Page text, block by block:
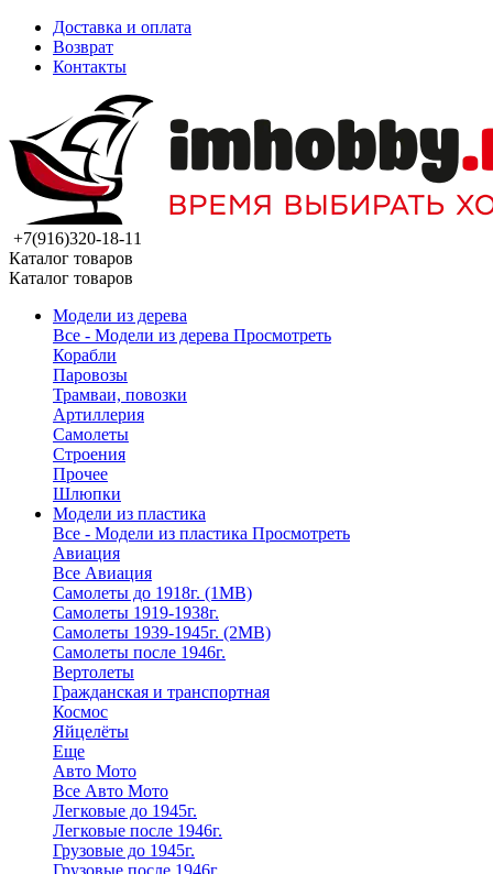
Доставка и оплата
Возврат
Контакты
+7(916)320-18-11
Каталог товаров
Каталог товаров
Модели из дерева
Все - Модели из дерева Просмотреть
Корабли
Паровозы
Трамваи, повозки
Артиллерия
Самолеты
Строения
Прочее
Шлюпки
Модели из пластика
Все - Модели из пластика Просмотреть
Авиация
Все Авиация
Самолеты до 1918г. (1МВ)
Самолеты 1919-1938г.
Самолеты 1939-1945г. (2МВ)
Самолеты после 1946г.
Вертолеты
Гражданская и транспортная
Космос
Яйцелёты
Еще
Авто Мото
Все Авто Мото
Легковые до 1945г.
Легковые после 1946г.
Грузовые до 1945г.
Грузовые после 1946г.